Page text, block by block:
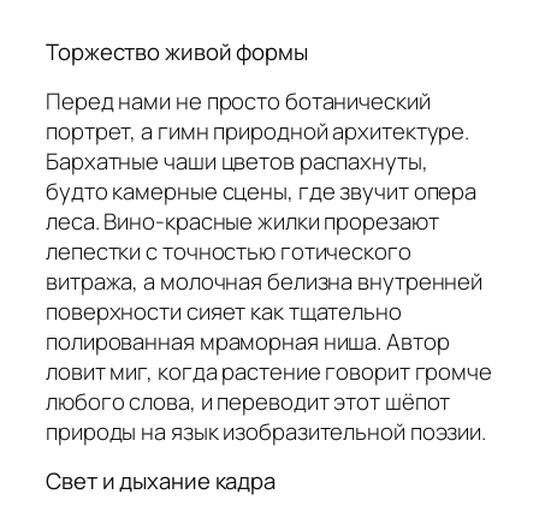
Торжество живой формы
Перед нами не просто ботанический
портрет, а гимн природной архитектуре.
Бархатные чаши цветов распахнуты,
будто камерные сцены, где звучит опера
леса. Вино-красные жилки прорезают
лепестки с точностью готического
витража, а молочная белизна внутренней
поверхности сияет как тщательно
полированная мраморная ниша. Автор
ловит миг, когда растение говорит громче
любого слова, и переводит этот шёпот
природы на язык изобразительной поэзии.
Свет и дыхание кадра